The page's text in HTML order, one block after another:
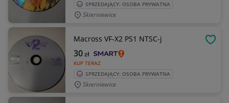
SPRZEDAJĄCY: OSOBA PRYWATNA
Skierniewice
Macross VF-X2 PS1 NTSC-j
KUP TERAZ
30zł
SPRZEDAJĄCY: OSOBA PRYWATNA
Skierniewice